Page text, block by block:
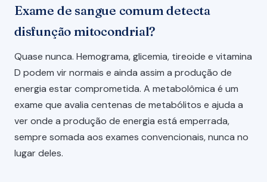
Exame de sangue comum detecta
disfunção mitocondrial?
Quase nunca. Hemograma, glicemia, tireoide e vitamina
D podem vir normais e ainda assim a produção de
energia estar comprometida. A metabolômica é um
exame que avalia centenas de metabólitos e ajuda a
ver onde a produção de energia está emperrada,
sempre somada aos exames convencionais, nunca no
lugar deles.